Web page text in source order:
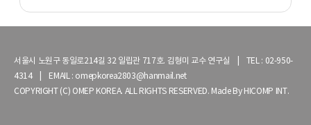
서울시 노원구 동일로214길 32 일립관 717호. 김형미 교수 연구실 | TEL : 02-950-
4314 | EMAIL : omepkorea2803@hanmail.net
COPYRIGHT (C) OMEP KOREA. ALL RIGHTS RESERVED. Made By HICOMP INT.